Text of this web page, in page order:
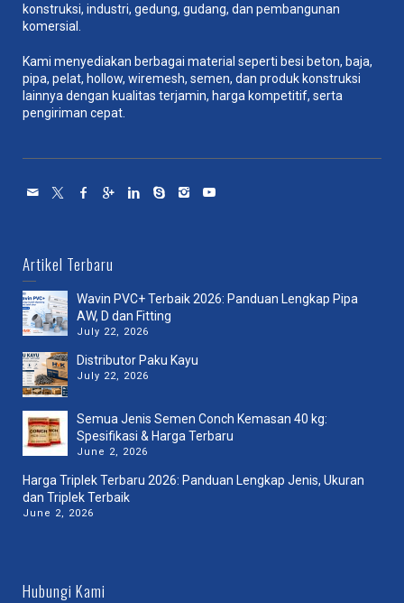
konstruksi, industri, gedung, gudang, dan pembangunan
komersial.
Kami menyediakan berbagai material seperti besi beton, baja,
pipa, pelat, hollow, wiremesh, semen, dan produk konstruksi
lainnya dengan kualitas terjamin, harga kompetitif, serta
pengiriman cepat.
Artikel Terbaru
Wavin PVC+ Terbaik 2026: Panduan Lengkap Pipa
AW, D dan Fitting
July 22, 2026
Distributor Paku Kayu
July 22, 2026
Semua Jenis Semen Conch Kemasan 40 kg:
Spesifikasi & Harga Terbaru
June 2, 2026
Harga Triplek Terbaru 2026: Panduan Lengkap Jenis, Ukuran
dan Triplek Terbaik
June 2, 2026
Hubungi Kami